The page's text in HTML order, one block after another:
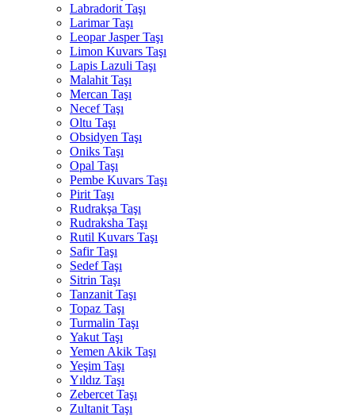
Labradorit Taşı
Larimar Taşı
Leopar Jasper Taşı
Limon Kuvars Taşı
Lapis Lazuli Taşı
Malahit Taşı
Mercan Taşı
Necef Taşı
Oltu Taşı
Obsidyen Taşı
Oniks Taşı
Opal Taşı
Pembe Kuvars Taşı
Pirit Taşı
Rudrakşa Taşı
Rudraksha Taşı
Rutil Kuvars Taşı
Safir Taşı
Sedef Taşı
Sitrin Taşı
Tanzanit Taşı
Topaz Taşı
Turmalin Taşı
Yakut Taşı
Yemen Akik Taşı
Yeşim Taşı
Yıldız Taşı
Zebercet Taşı
Zultanit Taşı